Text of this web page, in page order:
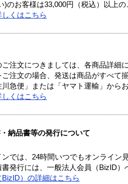
のお客様は33,000円（税込）以上の
くはこちら
注文につきましては、各商品詳細
注文の場合、発送は商品がすべて
急便」または「ヤマト運輸」から
くはこちら
納品書等の発行について
では、24時間いつでもオンライン
発行には、一般法人会員（BizID）
）の詳細はこちら